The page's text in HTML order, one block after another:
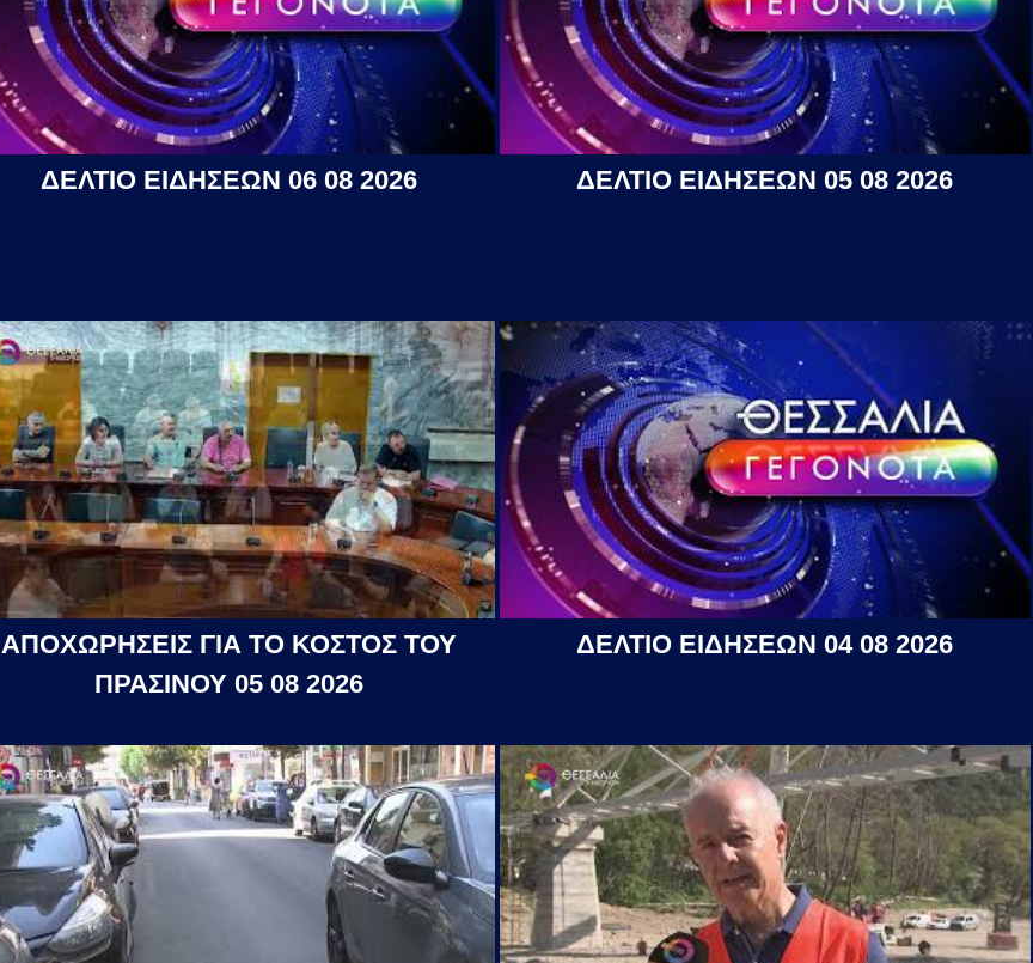
ΔΕΛΤΙΟ ΕΙΔΗΣΕΩΝ 06 08 2026 ΔΕΛΤΙΟ ΕΙΔΗΣΕΩΝ 05 08 2026
ΑΠΟΧΩΡΗΣΕΙΣ ΓΙΑ ΤΟ ΚΟΣΤΟΣ ΤΟΥ
ΠΡΑΣΙΝΟΥ 05 08 2026
ΔΕΛΤΙΟ ΕΙΔΗΣΕΩΝ 04 08 2026